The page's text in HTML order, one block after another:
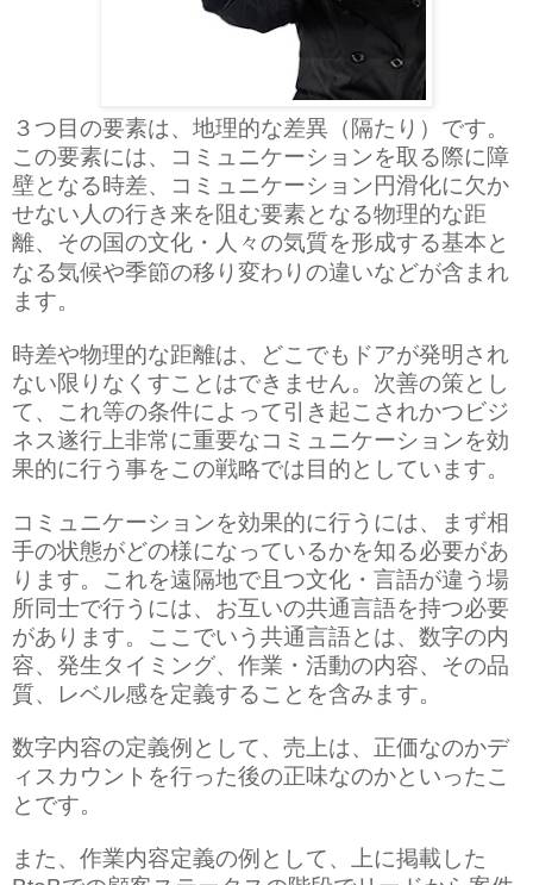
３つ目の要素は、地理的な差異（隔たり）です。
この要素には、コミュニケーションを取る際に障
壁となる時差、コミュニケーション円滑化に欠か
せない人の行き来を阻む要素となる物理的な距
離、その国の文化・人々の気質を形成する基本と
なる気候や季節の移り変わりの違いなどが含まれ
ます。
時差や物理的な距離は、どこでもドアが発明され
ない限りなくすことはできません。次善の策とし
て、これ等の条件によって引き起こされかつビジ
ネス遂行上非常に重要なコミュニケーションを効
果的に行う事をこの戦略では目的としています。
コミュニケーションを効果的に行うには、まず相
手の状態がどの様になっているかを知る必要があ
ります。これを遠隔地で且つ文化・言語が違う場
所同士で行うには、お互いの共通言語を持つ必要
があります。ここでいう共通言語とは、数字の内
容、発生タイミング、作業・活動の内容、その品
質、レベル感を定義することを含みます。
数字内容の定義例として、売上は、正価なのかデ
ィスカウントを行った後の正味なのかといったこ
とです。
また、作業内容定義の例として、上に掲載した